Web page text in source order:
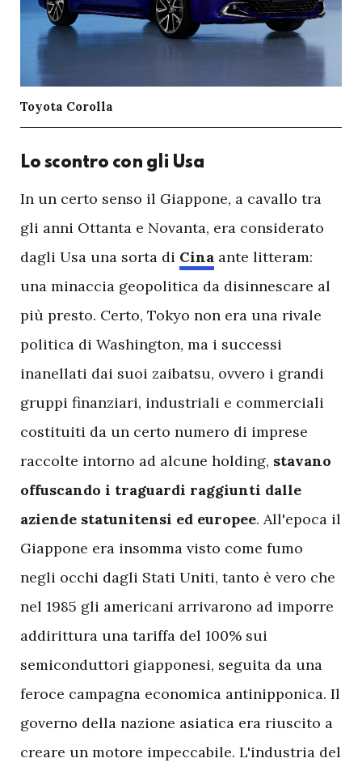
Toyota Corolla
Lo scontro con gli Usa
In un certo senso il Giappone, a cavallo tra
gli anni Ottanta e Novanta, era considerato
dagli Usa una sorta di Cina ante litteram:
una minaccia geopolitica da disinnescare al
più presto. Certo, Tokyo non era una rivale
politica di Washington, ma i successi
inanellati dai suoi zaibatsu, ovvero i grandi
gruppi finanziari, industriali e commerciali
costituiti da un certo numero di imprese
raccolte intorno ad alcune holding, stavano
offuscando i traguardi raggiunti dalle
aziende statunitensi ed europee. All'epoca il
Giappone era insomma visto come fumo
negli occhi dagli Stati Uniti, tanto è vero che
nel 1985 gli americani arrivarono ad imporre
addirittura una tariffa del 100% sui
semiconduttori giapponesi, seguita da una
feroce campagna economica antinipponica. Il
governo della nazione asiatica era riuscito a
creare un motore impeccabile. L'industria del